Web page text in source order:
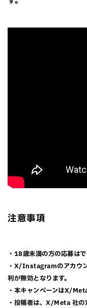
注意事項
・18歳未満の方の応募はで
・X/Instagramのアカウ
利が無効となります。
・本キャンペーンはX/
・投稿者は、X/Meta 社の